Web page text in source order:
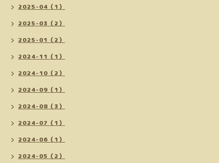
2025-04（1）
2025-03（2）
2025-01（2）
2024-11（1）
2024-10（2）
2024-09（1）
2024-08（3）
2024-07（1）
2024-06（1）
2024-05（2）